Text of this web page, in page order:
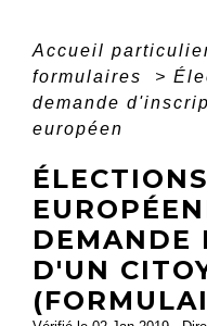
Accueil
formulaires
>
demande
européen
ÉLECTIONS
DEMANDE
D'UN